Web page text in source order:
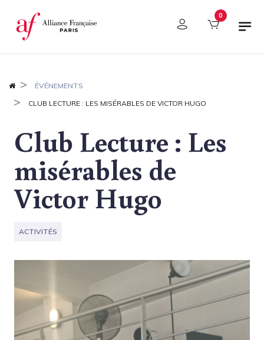
Panneau de gestion des cookies 0
ÉVÉNEMENTS
CLUB LECTURE : LES MISÉRABLES DE VICTOR HUGO
Club Lecture : Les
misérables de
Victor Hugo
ACTIVITÉS